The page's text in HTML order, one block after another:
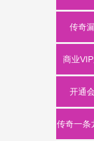
传奇
商业
开通
传奇一条